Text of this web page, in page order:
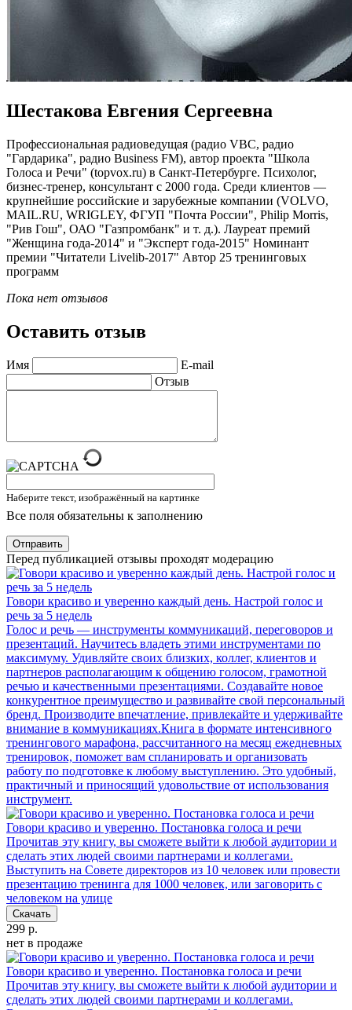
Шестакова Евгения Сергеевна
Профессиональная радиоведущая (радио VBC, радио
"Гардарика", радио Business FM), автор проекта "Школа
Голоса и Речи" (topvox.ru) в Санкт-Петербурге. Психолог,
бизнес-тренер, консультант с 2000 года. Среди клиентов —
крупнейшие российские и зарубежные компании (VOLVO,
MAIL.RU, WRIGLEY, ФГУП "Почта России", Philip Morris,
"Рив Гош", ОАО "Газпромбанк" и т. д.). Лауреат премий
"Женщина года-2014" и "Эксперт года-2015" Номинант
премии "Читатели Livelib-2017" Автор 25 тренинговых
программ
Пока нет отзывов
Оставить отзыв
Имя
E-mail
Отзыв
Наберите текст, изображённый на картинке
Все поля обязательны к заполнению
Отправить
Перед публикацией отзывы проходят модерацию
Говори красиво и уверенно каждый день. Настрой голос и
речь за 5 недель
Голос и речь — инструменты коммуникаций, переговоров и
презентаций. Научитесь владеть этими инструментами по
максимуму. Удивляйте своих близких, коллег, клиентов и
партнеров располагающим к общению голосом, грамотной
речью и качественными презентациями. Создавайте новое
конкурентное преимущество и развивайте свой персональный
бренд. Производите впечатление, привлекайте и удерживайте
внимание в коммуникациях.Книга в формате интенсивного
тренингового марафона, рассчитанного на месяц ежедневных
тренировок, поможет вам спланировать и организовать
работу по подготовке к любому выступлению. Это удобный,
практичный и приносящий удовольствие от использования
инструмент.
Говори красиво и уверенно. Постановка голоса и речи
Прочитав эту книгу, вы сможете выйти к любой аудитории и
сделать этих людей своими партнерами и коллегами.
Выступить на Совете директоров из 10 человек или провести
презентацию тренинга для 1000 человек, или заговорить с
человеком на улице
Скачать
299 р.
нет в продаже
Говори красиво и уверенно. Постановка голоса и речи
Прочитав эту книгу, вы сможете выйти к любой аудитории и
сделать этих людей своими партнерами и коллегами.